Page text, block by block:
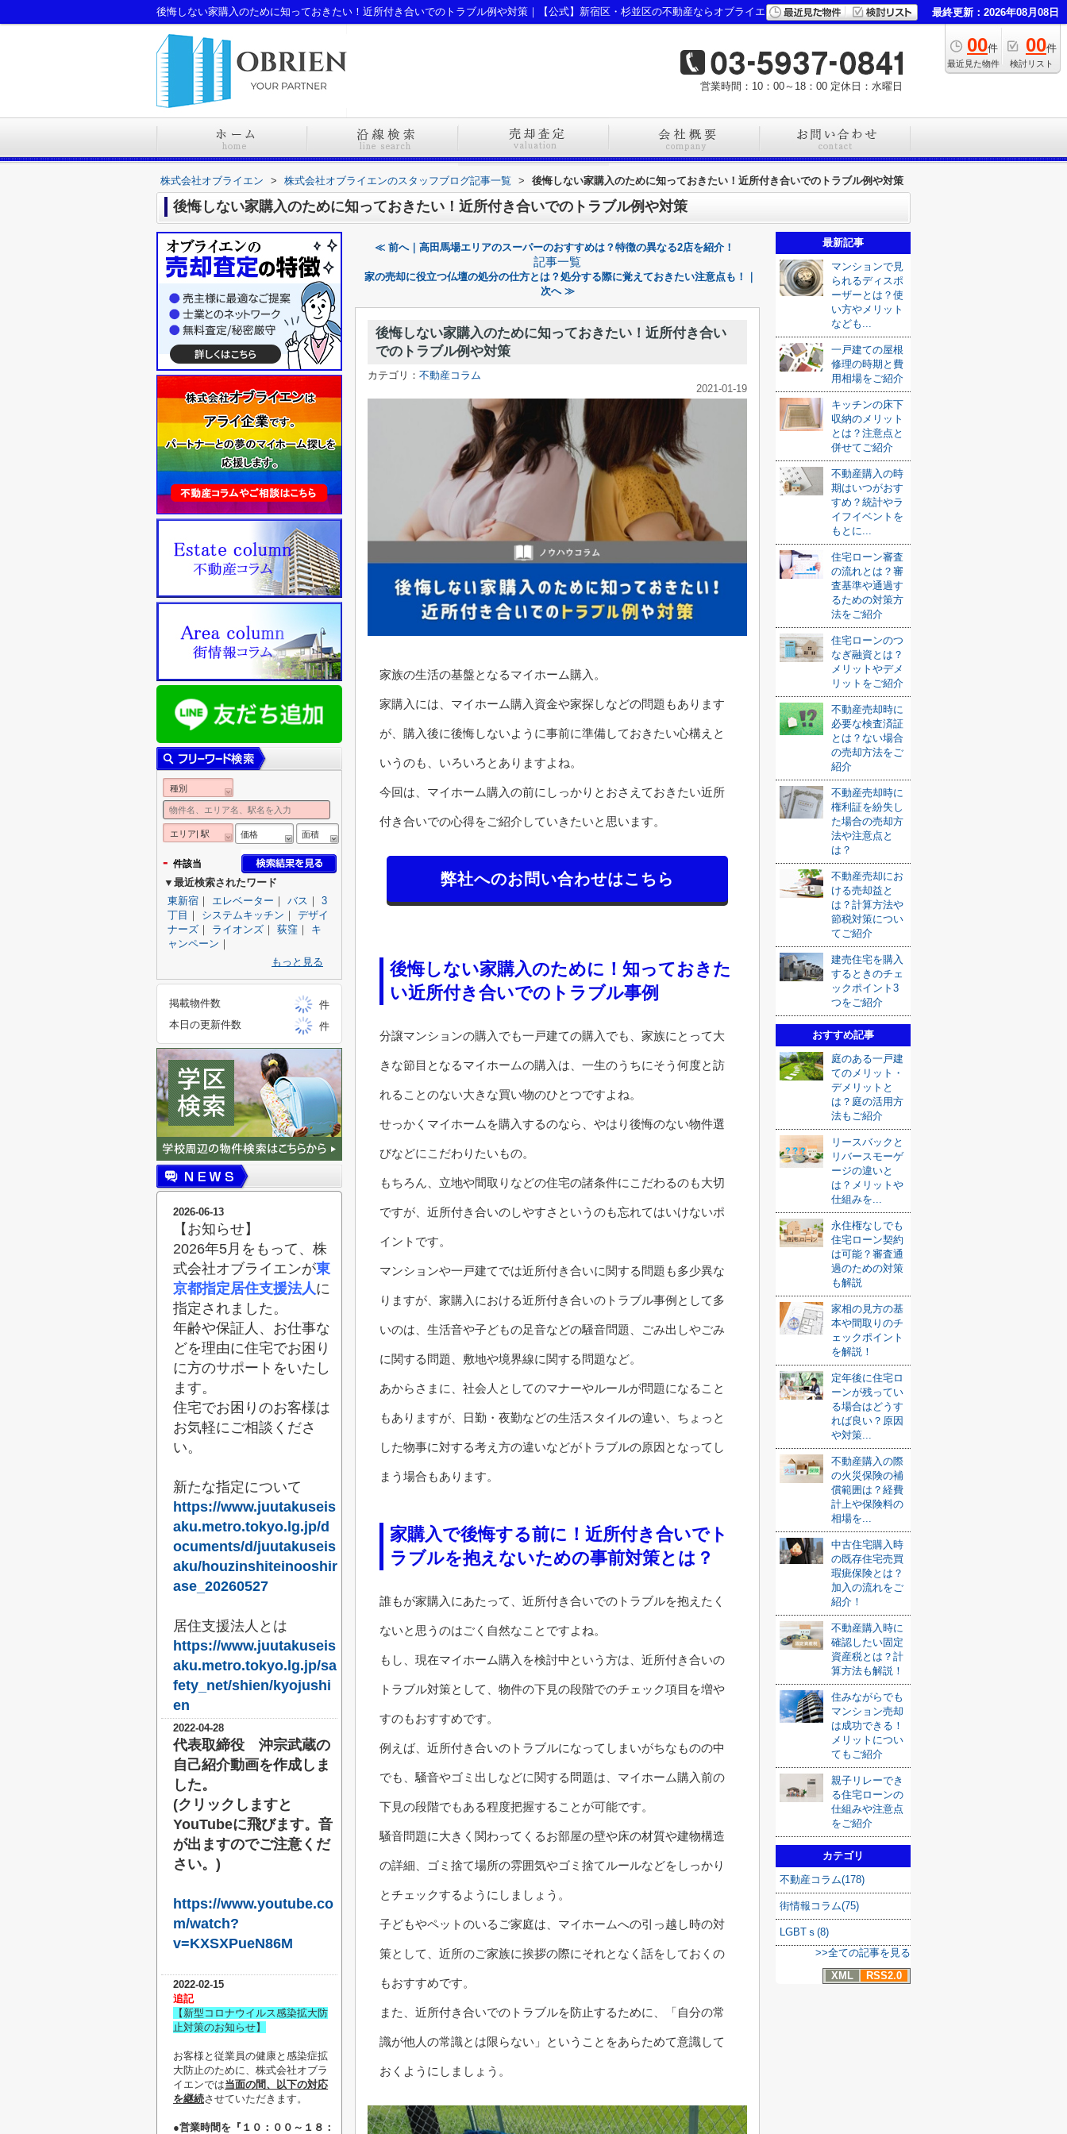
後悔しない家購入のために知っておきたい！近所付き合いでのトラブル例や対策｜【公式】新宿区・杉並区の不動産ならオブライエン 最終更新：2026年08月08日
00件
最近見た物件
00件
検討リスト
営業時間：10：00～18：00 定休日：水曜日
株式会社オブライエン > 株式会社オブライエンのスタッフブログ記事一覧 > 後悔しない家購入のために知っておきたい！近所付き合いでのトラブル例や対策
後悔しない家購入のために知っておきたい！近所付き合いでのトラブル例や対策
≪ 前へ｜高田馬場エリアのスーパーのおすすめは？特徴の異なる2店を紹介！
記事一覧
家の売却に役立つ仏壇の処分の仕方とは？処分する際に覚えておきたい注意点も！｜
次へ ≫
後悔しない家購入のために知っておきたい！近所付き合い
でのトラブル例や対策
カテゴリ： 不動産コラム
2021-01-19
家族の生活の基盤となるマイホーム購入。
家購入には、マイホーム購入資金や家探しなどの問題もあります
が、購入後に後悔しないように事前に準備しておきたい心構えと
いうのも、いろいろとありますよね。
今回は、マイホーム購入の前にしっかりとおさえておきたい近所
付き合いでの心得をご紹介していきたいと思います。
弊社へのお問い合わせはこちら
後悔しない家購入のために！知っておきた
い近所付き合いでのトラブル事例
分譲マンションの購入でも一戸建ての購入でも、家族にとって大
きな節目となるマイホームの購入は、一生のうちにそう何度と訪
れることのない大きな買い物のひとつですよね。
せっかくマイホームを購入するのなら、やはり後悔のない物件選
びなどにこだわりたいもの。
もちろん、立地や間取りなどの住宅の諸条件にこだわるのも大切
ですが、近所付き合いのしやすさというのも忘れてはいけないポ
イントです。
マンションや一戸建てでは近所付き合いに関する問題も多少異な
りますが、家購入における近所付き合いのトラブル事例として多
いのは、生活音や子どもの足音などの騒音問題、ごみ出しやごみ
に関する問題、敷地や境界線に関する問題など。
あからさまに、社会人としてのマナーやルールが問題になること
もありますが、日勤・夜勤などの生活スタイルの違い、ちょっと
した物事に対する考え方の違いなどがトラブルの原因となってし
まう場合もあります。
家購入で後悔する前に！近所付き合いでト
ラブルを抱えないための事前対策とは？
誰もが家購入にあたって、近所付き合いでのトラブルを抱えたく
ないと思うのはごく自然なことですよね。
もし、現在マイホーム購入を検討中という方は、近所付き合いの
トラブル対策として、物件の下見の段階でのチェック項目を増や
すのもおすすめです。
例えば、近所付き合いのトラブルになってしまいがちなものの中
でも、騒音やゴミ出しなどに関する問題は、マイホーム購入前の
下見の段階でもある程度把握することが可能です。
騒音問題に大きく関わってくるお部屋の壁や床の材質や建物構造
の詳細、ゴミ捨て場所の雰囲気やゴミ捨てルールなどをしっかり
とチェックするようにしましょう。
子どもやペットのいるご家庭は、マイホームへの引っ越し時の対
策として、近所のご家族に挨拶の際にそれとなく話をしておくの
もおすすめです。
また、近所付き合いでのトラブルを防止するために、「自分の常
識が他人の常識とは限らない」ということをあらためて意識して
おくようにしましょう。
最新記事
マンションで見
られるディスポ
ーザーとは？使
い方やメリット
なども...
一戸建ての屋根
修理の時期と費
用相場をご紹介
キッチンの床下
収納のメリット
とは？注意点と
併せてご紹介
不動産購入の時
期はいつがおす
すめ？統計やラ
イフイベントを
もとに...
住宅ローン審査
の流れとは？審
査基準や通過す
るための対策方
法をご紹介
住宅ローンのつ
なぎ融資とは？
メリットやデメ
リットをご紹介
不動産売却時に
必要な検査済証
とは？ない場合
の売却方法をご
紹介
不動産売却時に
権利証を紛失し
た場合の売却方
法や注意点と
は？
不動産売却にお
ける売却益と
は？計算方法や
節税対策につい
てご紹介
建売住宅を購入
するときのチェ
ックポイント3
つをご紹介
おすすめ記事
庭のある一戸建
てのメリット・
デメリットと
は？庭の活用方
法もご紹介
リースバックと
リバースモーゲ
ージの違いと
は？メリットや
仕組みを...
永住権なしでも
住宅ローン契約
は可能？審査通
過のための対策
も解説
家相の見方の基
本や間取りのチ
ェックポイント
を解説！
定年後に住宅ロ
ーンが残ってい
る場合はどうす
れば良い？原因
や対策...
不動産購入の際
の火災保険の補
償範囲は？経費
計上や保険料の
相場を...
中古住宅購入時
の既存住宅売買
瑕疵保険とは？
加入の流れをご
紹介！
不動産購入時に
確認したい固定
資産税とは？計
算方法も解説！
住みながらでも
マンション売却
は成功できる！
メリットについ
てもご紹介
親子リレーでき
る住宅ローンの
仕組みや注意点
をご紹介
カテゴリ
不動産コラム(178)
街情報コラム(75)
LGBTｓ(8)
>>全ての記事を見る
XML
RSS2.0
種別
エリア| 駅 価格 面積
- 件該当
▼最近検索されたワード
東新宿 ｜ エレベーター ｜ バス ｜ 3
丁目 ｜ システムキッチン ｜ デザイ
ナーズ ｜ ライオンズ ｜ 荻窪 ｜ キ
ャンペーン ｜
もっと見る
掲載物件数
件
本日の更新件数
件
2026-06-13
【お知らせ】
2026年5月をもって、株
式会社オブライエンが東
京都指定居住支援法人に
指定されました。
年齢や保証人、お仕事な
どを理由に住宅でお困り
に方のサポートをいたし
ます。
住宅でお困りのお客様は
お気軽にご相談くださ
い。
新たな指定について
https://www.juutakuseis
aku.metro.tokyo.lg.jp/d
ocuments/d/juutakuseis
aku/houzinshiteinooshir
ase_20260527
居住支援法人とは
https://www.juutakuseis
aku.metro.tokyo.lg.jp/sa
fety_net/shien/kyojushi
en
2022-04-28
代表取締役 沖宗武蔵の
自己紹介動画を作成しま
した。
(クリックしますと
YouTubeに飛びます。音
が出ますのでご注意くだ
さい。)
https://www.youtube.co
m/watch?
v=KXSXPueN86M
2022-02-15
追記
【新型コロナウイルス感染拡大防
止対策のお知らせ】
お客様と従業員の健康と感染症拡
大防止のために、株式会社オブラ
イエンでは当面の間、以下の対応
を継続させていただきます。
●営業時間を『１０：００～１８：